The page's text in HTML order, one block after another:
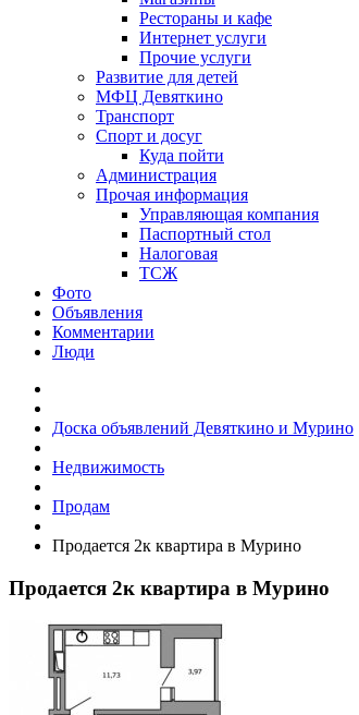
Рестораны и кафе
Интернет услуги
Прочие услуги
Развитие для детей
МФЦ Девяткино
Транспорт
Спорт и досуг
Куда пойти
Администрация
Прочая информация
Управляющая компания
Паспортный стол
Налоговая
ТСЖ
Фото
Объявления
Комментарии
Люди
Доска объявлений Девяткино и Мурино
Недвижимость
Продам
Продается 2к квартира в Мурино
Продается 2к квартира в Мурино